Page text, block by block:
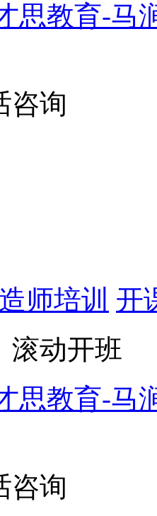
思教育-马
咨询
师培训 开
滚动开班
思教育-马
咨询